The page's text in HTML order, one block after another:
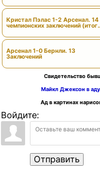
Кристал Пэлас 1-2 Арсенал. 14
чемпионских заключений (итоги
Арсенал 1-0 Бернли. 13
Заключений
Свидетельство
Майкл Джексон в
Ад в картинах
Войдите:
Отправить